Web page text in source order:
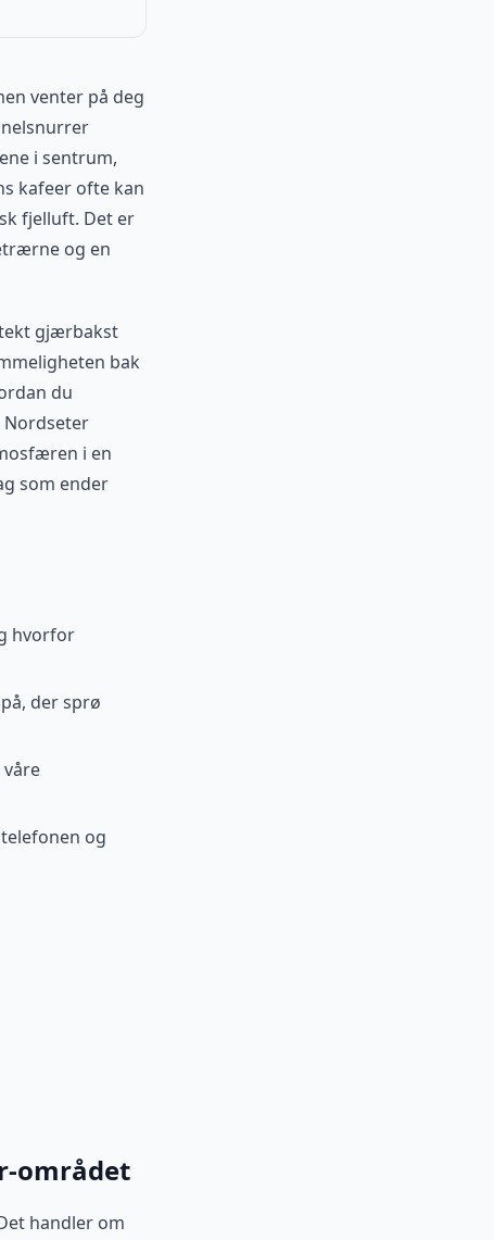
venter på deg
i sentrum,
kafeer ofte kan
fjelluft. Det er
og en
gjærbakst
bak
du
Nordseter
i en
som ender
hvorfor
der sprø
og
området
handler om